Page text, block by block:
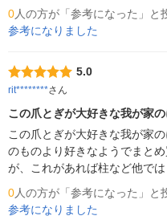
0人の方が「参考になった」と
参考になりました
5.0
rit********さん
この爪とぎが大好きな我が家
この爪とぎが大好きな我が家
のものより好きなようでまと
が、これがあれば柱など他では
0人の方が「参考になった」と
参考になりました